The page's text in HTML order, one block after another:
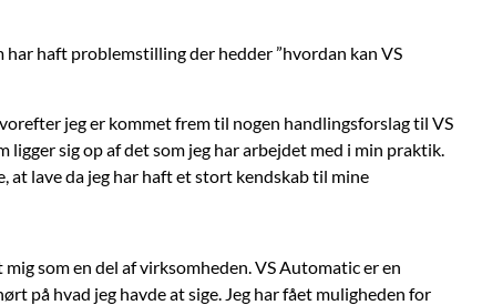
haft problemstilling der hedder ”hvordan kan VS
jeg er kommet frem til nogen handlingsforslag til VS
sig op af det som jeg har arbejdet med i min praktik.
at lave da jeg har haft et stort kendskab til mine
som en del af virksomheden. VS Automatic er en
på hvad jeg havde at sige. Jeg har fået muligheden for